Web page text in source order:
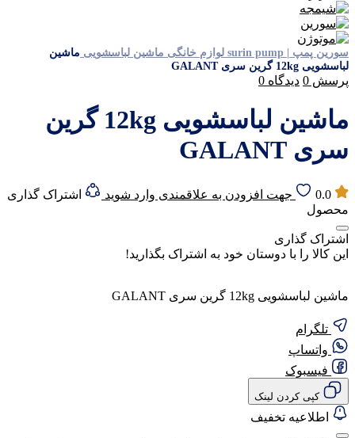
سورین پمپ | surin pump لوازم خانگی ماشین لباسشویی ماشین
لباسشویی 12kg گرین سری GALANT
پرسش 0 دیدگاه 0
ماشین لباسشویی 12kg گرین
سری GALANT
0.0 جهت افزودن به علاقمندی وارد شوید
اشتراک گذاری
محصول
اشتراک گذاری
این کالا را با دوستان خود به اشتراک بگذارید!
ماشین لباسشویی 12kg گرین سری GALANT
تلگرام
واتساپ
فیسبوک
کپی کردن لینک
اطلاعیه تخفیف